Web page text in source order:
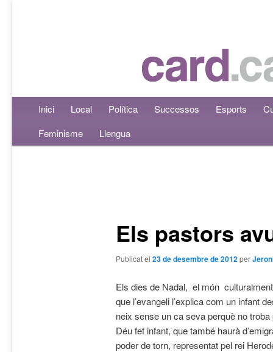
Menú principalAneu al contingut principal
Aneu al contingut secundari
Inici Local Política Successos Esports
Feminisme
Llengua
Els pastors
Publicat el 23 de desembre de 2012per
Els dies de Nadal, el món
que l’evangeli l’explica com un infant
neix sense un ca seva perquè no
Déu fet infant, que també haurà
poder de torn, representat pel rei